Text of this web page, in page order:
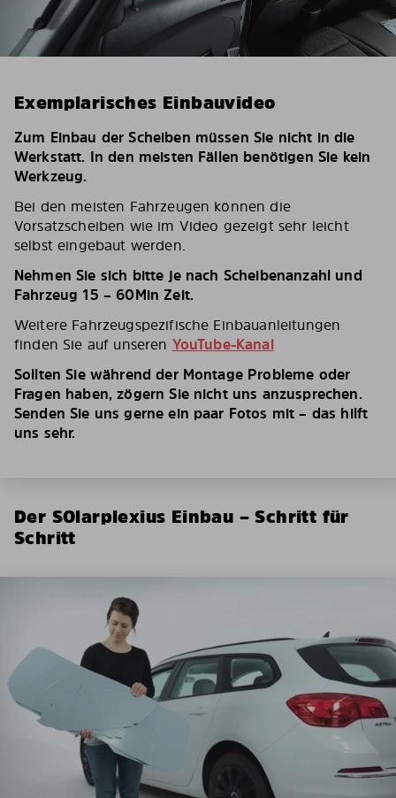
Exemplarisches Einbauvideo
Zum Einbau der Scheiben müssen Sie nicht in die
Werkstatt. In den meisten Fällen benötigen Sie kein
Werkzeug.
Bei den meisten Fahrzeugen können die
Vorsatzscheiben wie im Video gezeigt sehr leicht
selbst eingebaut werden.
Nehmen Sie sich bitte je nach Scheibenanzahl und
Fahrzeug 15 – 60Min Zeit.
Weitere Fahrzeugspezifische Einbauanleitungen
finden Sie auf unseren YouTube-Kanal
Sollten Sie während der Montage Probleme oder
Fragen haben, zögern Sie nicht uns anzusprechen.
Senden Sie uns gerne ein paar Fotos mit – das hilft
uns sehr.
Der SOlarplexius Einbau – Schritt für
Schritt